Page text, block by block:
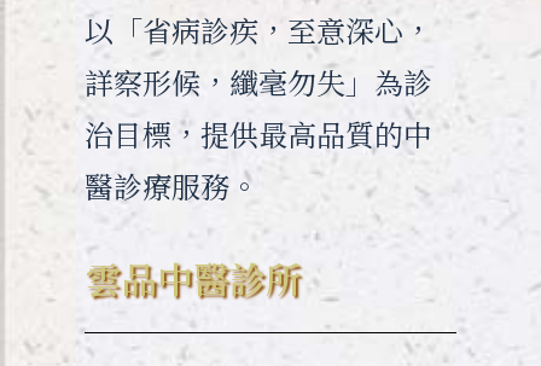
以「省病診疾，至意深心，
詳察形候，纖毫勿失」為診
治目標，提供最高品質的中
醫診療服務。
雲品中醫診所